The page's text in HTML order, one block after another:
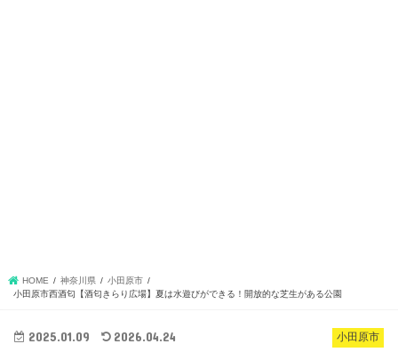
HOME 神奈川県
小田原市
小田原市西酒匂【酒匂きらり広場】夏は水遊びができる！開放的な芝生がある公園
小田原市
2025.01.09 2026.04.24